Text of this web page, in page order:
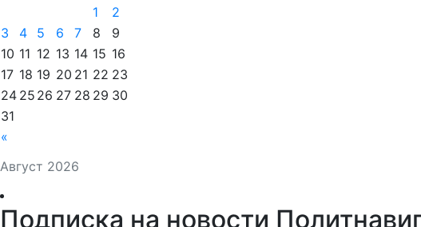
Август 2026
«
1
2
3
4 5 6 7 8
9
10 11 12 13 14 15 16
17 18 19 20 21 22 23
24 25 26 27 28 29 30
31
Подписка на новости